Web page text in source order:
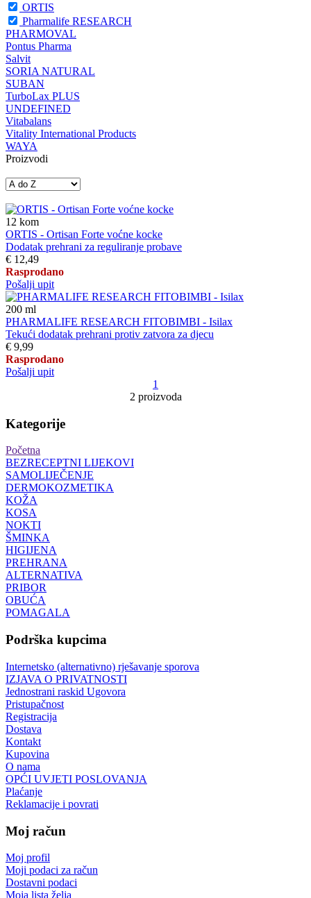
ORTIS
Pharmalife RESEARCH
PHARMOVAL
Pontus Pharma
Salvit
SORIA NATURAL
SUBAN
TurboLax PLUS
UNDEFINED
Vitabalans
Vitality International Products
WAYA
Proizvodi
12 kom
ORTIS - Ortisan Forte voćne kocke
Dodatak prehrani za reguliranje probave
€ 12,49
Rasprodano
Pošalji upit
200 ml
PHARMALIFE RESEARCH FITOBIMBI - Isilax
Tekući dodatak prehrani protiv zatvora za djecu
€ 9,99
Rasprodano
Pošalji upit
1
2 proizvoda
Kategorije
Početna
BEZRECEPTNI LIJEKOVI
SAMOLIJEČENJE
DERMOKOZMETIKA
KOŽA
KOSA
NOKTI
ŠMINKA
HIGIJENA
PREHRANA
ALTERNATIVA
PRIBOR
OBUĆA
POMAGALA
Podrška kupcima
Internetsko (alternativno) rješavanje sporova
IZJAVA O PRIVATNOSTI
Jednostrani raskid Ugovora
Pristupačnost
Registracija
Dostava
Kontakt
Kupovina
O nama
OPĆI UVJETI POSLOVANJA
Plaćanje
Reklamacije i povrati
Moj račun
Moj profil
Moji podaci za račun
Dostavni podaci
Moja lista želja